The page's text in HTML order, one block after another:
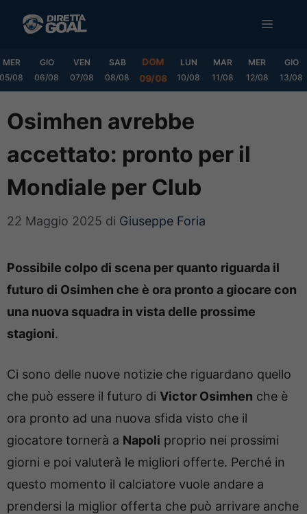
MENU
MER
05/08
GIO
06/08
VEN
07/08
SAB
08/08
DOM
09/08
LUN
10/08
MAR
11/08
MER
12/08
GIO
13/08
Osimhen avrebbe
accettato: pronto per il
Mondiale per Club
22 Maggio 2025 di Giuseppe Foria
Possibile colpo di scena per quanto riguarda il
futuro di Osimhen che è ora pronto a giocare con
una nuova squadra in vista delle prossime
stagioni.
Ci sono delle nuove notizie che riguardano quello
che può essere il futuro di Victor Osimhen che è
ora pronto ad una nuova sfida visto che il
giocatore tornerà a Napoli proprio nei prossimi
giorni e poi valuterà le migliori offerte. Perché in
questo momento il calciatore vuole andare a
prendersi la miglior offerta che può arrivare anche